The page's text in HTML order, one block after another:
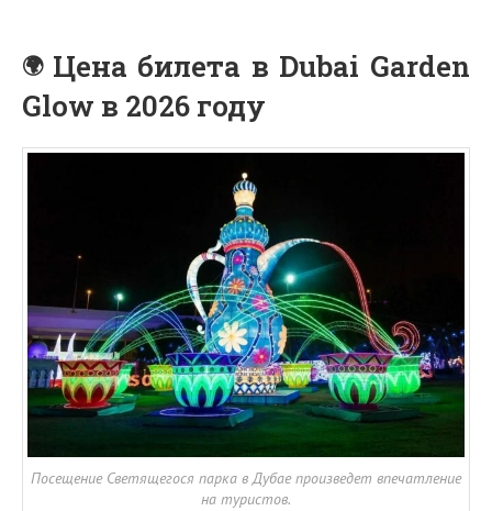
Цена билета в Dubai Garden
Glow в 2026 году
Посещение Светящегося парка в Дубае произведет впечатление
на туристов.